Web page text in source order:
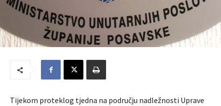
Tijekom proteklog tjedna na području nadležnosti Uprave